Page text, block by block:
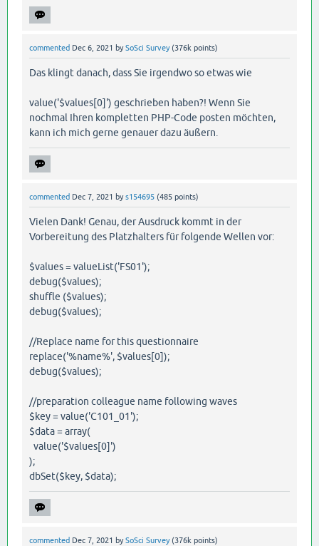
commented Dec 6, 2021 bySoSci Survey (376k points)
Das klingt danach, dass Sie irgendwo so etwas wie
value('$values[0]') geschrieben haben?! Wenn Sie
nochmal Ihren kompletten PHP-Code posten möchten,
kann ich mich gerne genauer dazu äußern.
commented Dec 7, 2021 bys154695 (485 points)
Vielen Dank! Genau, der Ausdruck kommt in der
Vorbereitung des Platzhalters für folgende Wellen vor:
$values = valueList('FS01');
debug($values);
shuffle ($values);
debug($values);
//Replace name for this questionnaire
replace('%name%', $values[0]);
debug($values);
//preparation colleague name following waves
$key = value('C101_01');
$data = array(
value('$values[0]')
);
dbSet($key, $data);
commented Dec 7, 2021 bySoSci Survey (376k points)